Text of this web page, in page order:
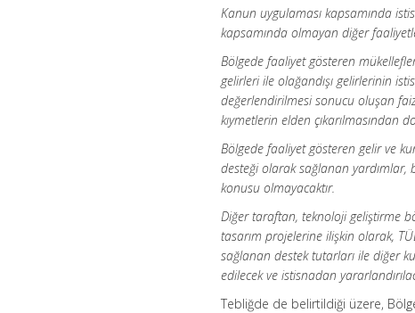
Kanun uygulaması kapsamında
kapsamında olmayan diğer
Bölgede faaliyet gösteren
gelirleri ile olağandışı gelirlerinin
değerlendirilmesi sonucu oluşan
kıymetlerin elden çıkarılmasından
Bölgede faaliyet gösteren gelir ve
desteği olarak sağlanan
konusu olmayacaktır.
Diğer taraftan, teknoloji geliştirme
tasarım projelerine ilişkin olarak,
sağlanan destek tutarları ile diğer
edilecek ve istisnadan
Tebliğde de belirtildiği üzere,